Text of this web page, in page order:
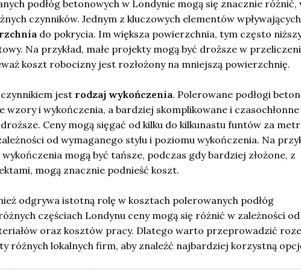
podłóg betonowych w Londynie mogą się znacznie różnić,
czynników. Jednym z kluczowych elementów
do pokrycia. Im większa powierzchnia, tym często
Na przykład, małe projekty mogą być droższe w
koszt robocizny jest rozłożony na mniejszą powierzchnię.
jest rodzaj wykończenia. Polerowane podłogi
wzory i wykończenia, a bardziej skomplikowane i
Ceny mogą sięgać od kilku do kilkunastu funtów za metr
od wymaganego stylu i poziomu wykończenia. Na
mogą być tańsze, podczas gdy bardziej złożone, z
mogą znacznie podnieść koszt.
odgrywa istotną rolę w kosztach polerowanych podłóg
częściach Londynu ceny mogą się różnić w zależności od
oraz kosztów pracy. Dlatego warto przeprowadzić
różnych lokalnych firm, aby znaleźć najbardziej korzystną